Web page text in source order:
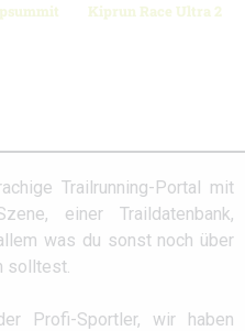
Kiprun Race Ultra 2
Trailrunning-Portal mit
einer Traildatenbank,
was du sonst noch über
solltest.
Profi-Sportler, wir haben